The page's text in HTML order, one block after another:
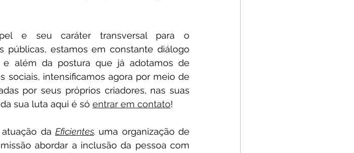
e seu caráter transversal para o
públicas, estamos em constante diálogo
além da postura que já adotamos de
sociais, intensificamos agora por meio de
por seus próprios criadores, nas suas
sua luta aqui é só entrar em contato!
da Eficientes. uma organização de
abordar a inclusão da pessoa com